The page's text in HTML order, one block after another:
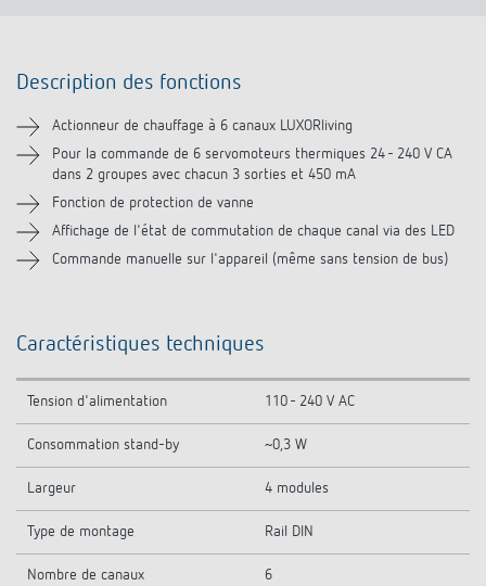
Informations techniques
Téléchargements
Description des fonctions
Actionneur de chauffage à 6 canaux LUXORliving
Pour la commande de 6 servomoteurs thermiques 24 - 240 V CA
dans 2 groupes avec chacun 3 sorties et 450 mA
Fonction de protection de vanne
Affichage de l'état de commutation de chaque canal via des LED
Commande manuelle sur l'appareil (même sans tension de bus)
Caractéristiques techniques
Tension d'alimentation 110 - 240 V AC
Consommation stand-by ~0,3 W
Largeur 4 modules
Type de montage Rail DIN
Nombre de canaux 6